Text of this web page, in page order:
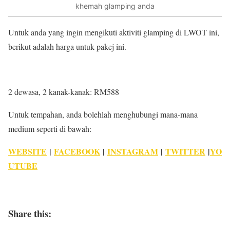
khemah glamping anda
Untuk anda yang ingin mengikuti aktiviti glamping di LWOT ini,
berikut adalah harga untuk pakej ini.
2 dewasa, 2 kanak-kanak: RM588
Untuk tempahan, anda bolehlah menghubungi mana-mana
medium seperti di bawah:
WEBSITE | FACEBOOK| INSTAGRAM | TWITTER |YO
UTUBE
Share this: